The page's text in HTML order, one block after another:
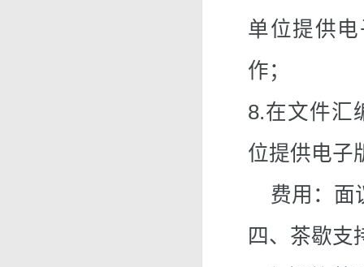
单位提供
作；
8.在文件汇
位提供电子
费用：面
四、茶歇支